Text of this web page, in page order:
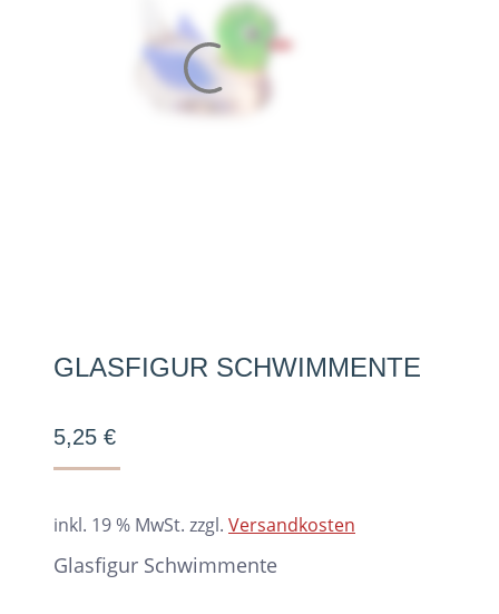
GLASFIGUR SCHWIMMENTE
5,25 €
inkl. 19 % MwSt. zzgl. Versandkosten
Glasfigur Schwimmente